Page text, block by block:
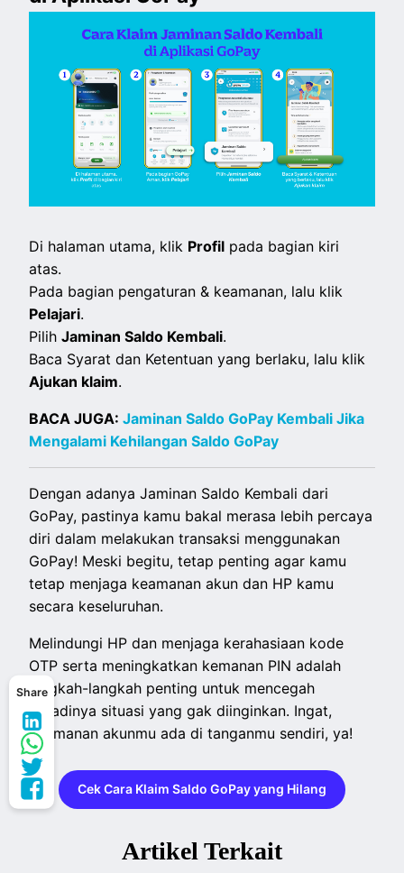
Share
Di halaman utama, klik Profil pada bagian kiri
atas.
Pada bagian pengaturan & keamanan, lalu klik
Pelajari.
PilihJaminan Saldo Kembali.
Baca Syarat dan Ketentuan yang berlaku, lalu klik
Ajukan klaim.
BACA JUGA:Jaminan Saldo GoPay Kembali Jika
Mengalami Kehilangan Saldo GoPay
Dengan adanya Jaminan Saldo Kembali dari
GoPay, pastinya kamu bakal merasa lebih percaya
diri dalam melakukan transaksi menggunakan
GoPay! Meski begitu, tetap penting agar kamu
tetap menjaga keamanan akun dan HP kamu
secara keseluruhan.
Melindungi HP dan menjaga kerahasiaan kode
OTP serta meningkatkan kemanan PIN adalah
langkah-langkah penting untuk mencegah
terjadinya situasi yang gak diinginkan. Ingat,
keamanan akunmu ada di tanganmu sendiri, ya!
Cek Cara Klaim Saldo GoPay yang Hilang
Artikel Terkait